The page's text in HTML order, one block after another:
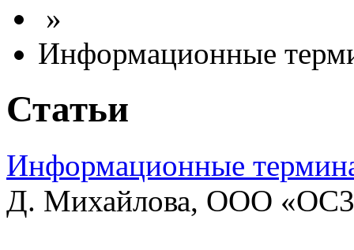
»
Информационные
Статьи
Информационные
Д. Михайлова, ООО